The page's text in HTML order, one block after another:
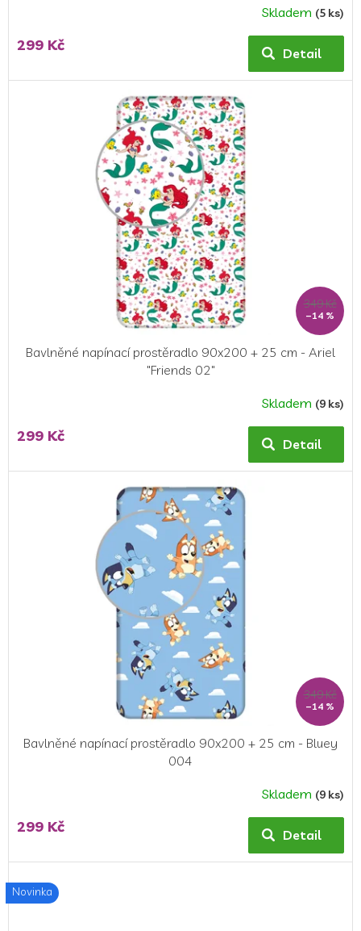
Skladem (5 ks)
299 Kč Detail
349 Kč
–14 %
Bavlněné napínací prostěradlo 90x200 + 25 cm - Ariel
"Friends 02"
produktu
Skladem (9 ks)
299 Kč Detail
349 Kč
–14 %
Bavlněné napínací prostěradlo 90x200 + 25 cm - Bluey
004
Skladem (9 ks)
299 Kč Detail
Novinka